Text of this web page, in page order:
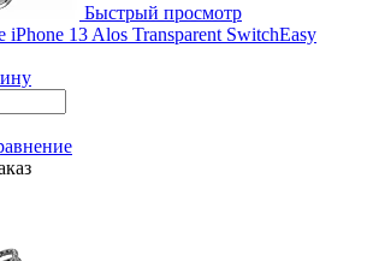
Быстрый просмотр
iPhone 13 Alos Transparent SwitchEasy